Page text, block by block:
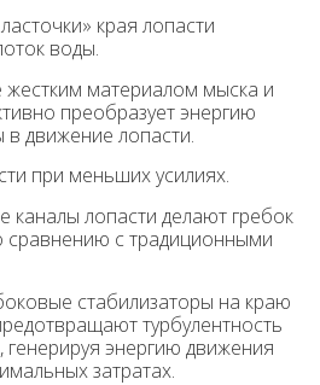
края лопасти
воды.
материалом мыска и
преобразует энергию
движение лопасти.
при меньших усилиях.
каналы лопасти делают гребок
сравнению с традиционными
стабилизаторы на краю
турбулентность
генерируя энергию движения
затратах.